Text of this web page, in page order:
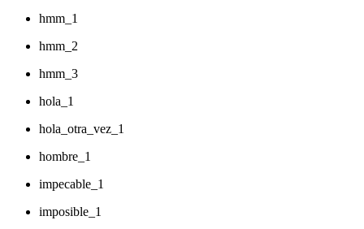
hmm_1
hmm_2
hmm_3
hola_1
hola_otra_vez_1
hombre_1
impecable_1
imposible_1